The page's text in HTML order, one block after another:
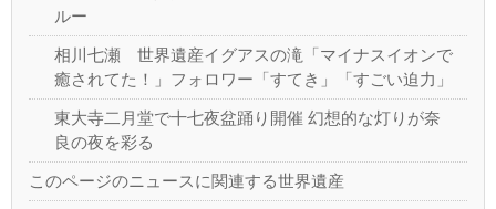
ルー
相川七瀬 世界遺産イグアスの滝「マイナスイオンで
癒されてた！」フォロワー「すてき」「すごい迫力」
東大寺二月堂で十七夜盆踊り開催 幻想的な灯りが奈
良の夜を彩る
このページのニュースに関連する世界遺産